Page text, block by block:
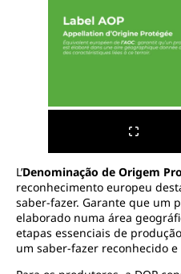
L’Denominação de Origem
reconhecimento europeu
saber-fazer. Garante que um
elaborado numa área
etapas essenciais de
um saber-fazer reconhecido